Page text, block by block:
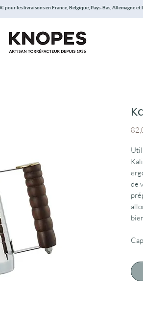
les livraisons en France, Belgique, Pays-Bas, Allemagne et
de